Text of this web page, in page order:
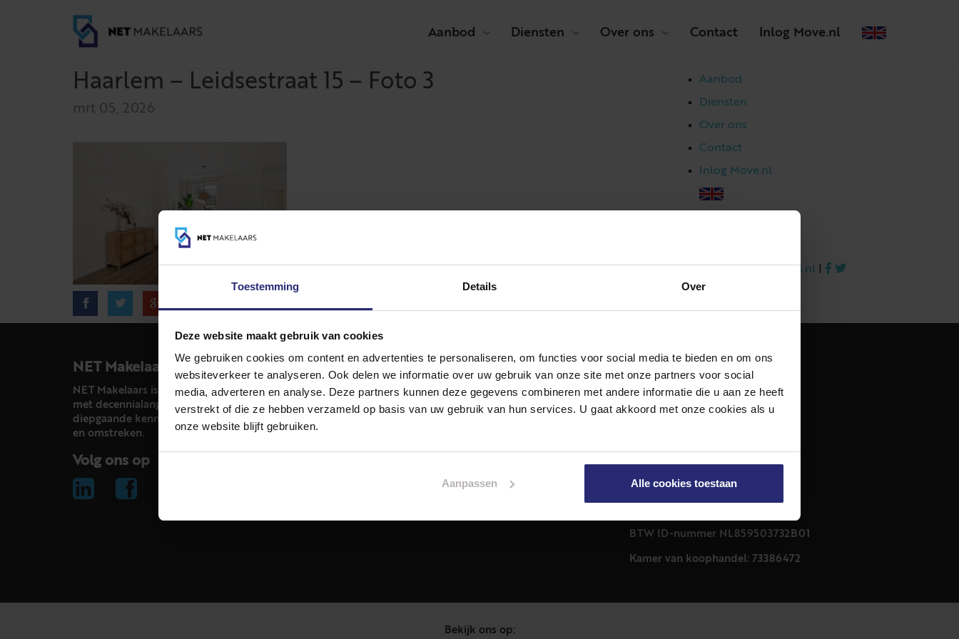
Toestemming Details Over
Deze website maakt gebruik van cookies
We gebruiken cookies om content en advertenties te personaliseren, om functies voor social media te bieden en om ons
websiteverkeer te analyseren. Ook delen we informatie over uw gebruik van onze site met onze partners voor social
media, adverteren en analyse. Deze partners kunnen deze gegevens combineren met andere informatie die u aan ze heeft
verstrekt of die ze hebben verzameld op basis van uw gebruik van hun services. U gaat akkoord met onze cookies als u
onze website blijft gebruiken.
Aanpassen Alle cookies toestaan
Aanbod Diensten Over ons Contact Inlog Move.nl
Haarlem – Leidsestraat 15 – Foto 3
mrt 05, 2026
Aanbod
Diensten
Over ons
Contact
Inlog Move.nl
info@netmakelaars.nl
NET Makelaars
NET Makelaars is een modern makelaarskantoor
met decennialange ervaring in het vak en
diepgaande kennis van de huizenmarkt in Haarlem
en omstreken.
Volg ons op
Diensten
Hypotheekadvies
Taxatie
Turfmarkt 32 zwart
2011 CB Haarlem
BTW ID-nummer NL859503732B01
Kamer van koophandel: 73386472
Bekijk ons op: